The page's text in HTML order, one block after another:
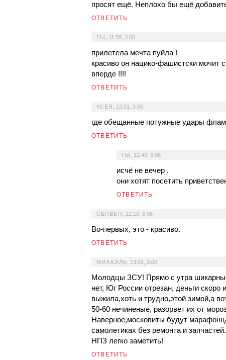
просят ещё. Неплохо бы ещё
ОТВЕТИТЬ
ГЫ 11:58, 3.06
прилетела мечта пуйла !
красиво он нацико-фашистски
вперде !!!!
ОТВЕТИТЬ
КСЕЯ 12:01, 3.06
где обещанные потужные удары
ОТВЕТИТЬ
ГЫ 12:49, 3.06
исчё не вечер .
они хотят посетить
ОТВЕТИТЬ
CERBER 12:10, 3.06
Во-первых, это - красиво.
ОТВЕТИТЬ
МИХАЭЛЬ 13:01, 3.06
Молодцы ЗСУ! Прямо с утра шикарные
нет, Юг России отрезан, деньги
выжила,хоть и трудно,этой зимой,а
50-60 нечиненые, разорвет их от
Наверное,московиты будут
самолетиках без ремонта и
НПЗ легко заметить!
ОТВЕТИТЬ